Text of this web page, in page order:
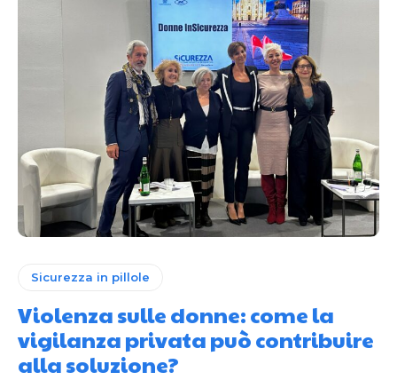
Sicurezza in pillole
Violenza sulle donne: come la
vigilanza privata può contribuire
alla soluzione?